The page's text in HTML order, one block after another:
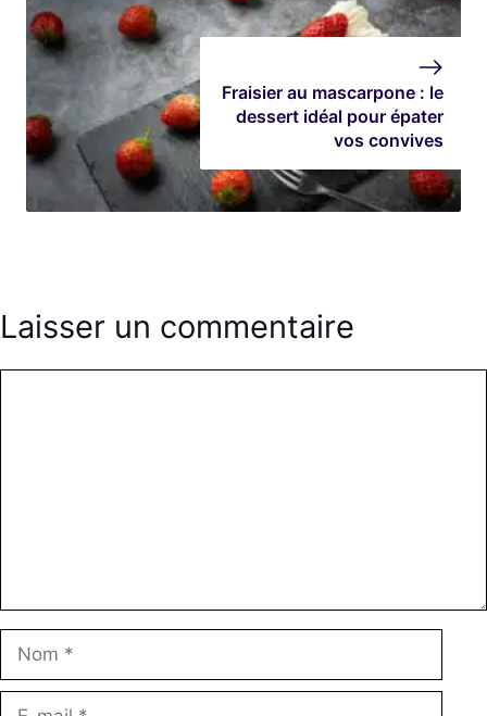
Fraisier au mascarpone : le
dessert idéal pour épater
vos convives
Laisser un commentaire
Nom